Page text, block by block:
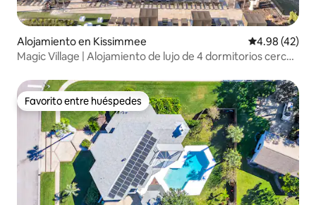
Alojamiento en Kissimmee Calificación
4.98 (42)
Magic Village | Alojamiento de lujo de 4 dormitorios cerca
Favorito entre huéspedes
Favorito entre huéspedes